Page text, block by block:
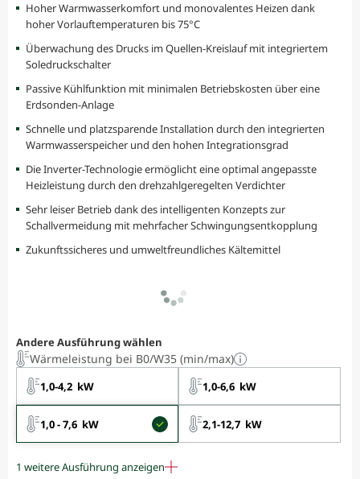
Hoher Warmwasserkomfort und monovalentes Heizen dank
hoher Vorlauftemperaturen bis 75°C
Überwachung des Drucks im Quellen-Kreislauf mit integriertem
Soledruckschalter
Passive Kühlfunktion mit minimalen Betriebskosten über eine
Erdsonden-Anlage
Schnelle und platzsparende Installation durch den integrierten
Warmwasserspeicher und den hohen Integrationsgrad
Die Inverter-Technologie ermöglicht eine optimal angepasste
Heizleistung durch den drehzahlgeregelten Verdichter
Sehr leiser Betrieb dank des intelligenten Konzepts zur
Schallvermeidung mit mehrfacher Schwingungsentkopplung
Zukunftssicheres und umweltfreundliches Kältemittel
Andere Ausführung wählen
Wärmeleistung bei B0/W35 (min/max)
1,0-4,2 kW 1,0-6,6 kW
1,0 - 7,6 kW 2,1-12,7 kW
1 weitere Ausführung anzeigen